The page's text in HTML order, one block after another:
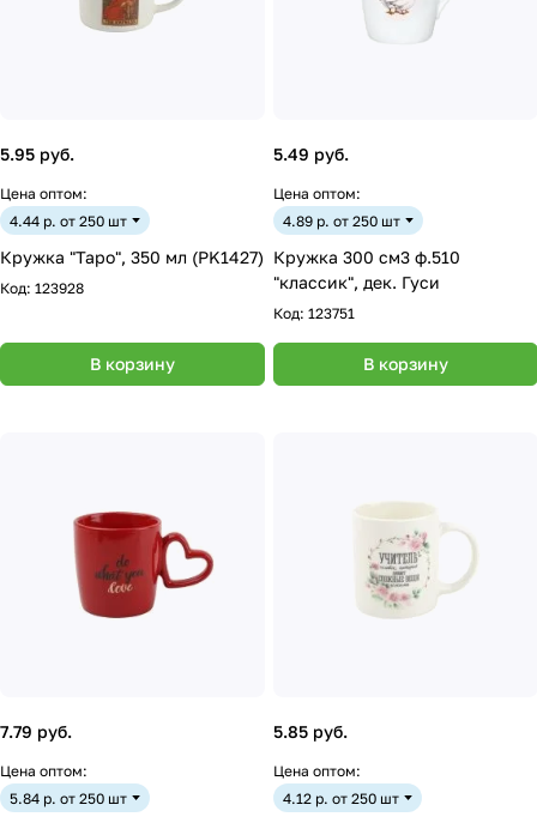
5.95 руб.
Цена оптом:
4.44 р. от 250 шт
Кружка "Таро", 350 мл (PK1427)
Код: 123928
В корзину
5.49 руб.
Цена оптом:
4.89 р. от 250 шт
Кружка 300 см3 ф.510
"классик", дек. Гуси
Код: 123751
В корзину
7.79 руб.
Цена оптом:
5.84 р. от 250 шт
5.85 руб.
Цена оптом:
4.12 р. от 250 шт